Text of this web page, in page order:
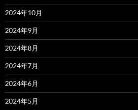
2024年10月
2024年9月
2024年8月
2024年7月
2024年6月
2024年5月